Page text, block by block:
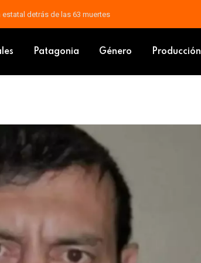
histórico exfuncionario municipal
Patagonia Género Producción